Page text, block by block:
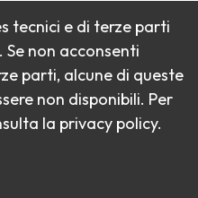
Naso Rosso
tecnici e di terze parti
non acconsenti
parti, alcune di queste
non disponibili. Per
la privacy policy.